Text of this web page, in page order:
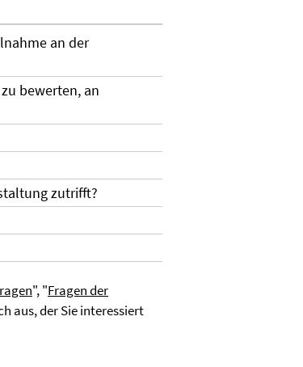
an der
bewerten, an
zutrifft?
", "Fragen der
aus, der Sie interessiert